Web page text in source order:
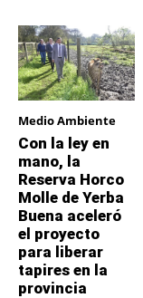
Medio Ambiente
Con la ley en
mano, la
Reserva Horco
Molle de Yerba
Buena aceleró
el proyecto
para liberar
tapires en la
provincia